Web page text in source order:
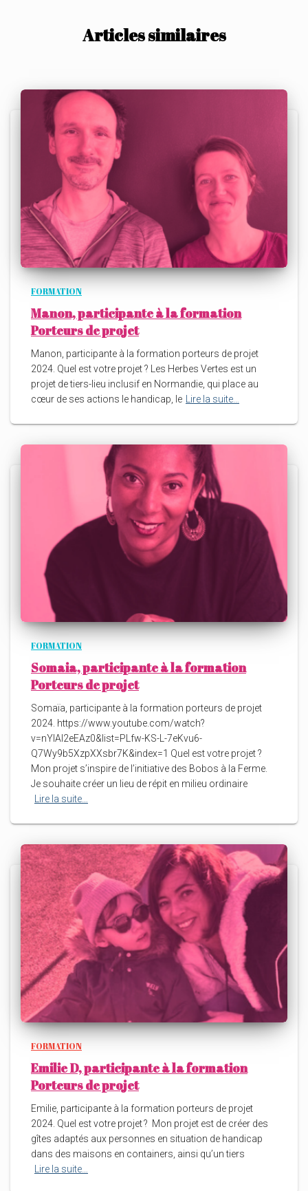
Articles similaires
FORMATION
Manon, participante à la formation
Porteurs de projet
Manon, participante à la formation porteurs de projet
2024. Quel est votre projet ? Les Herbes Vertes est un
projet de tiers-lieu inclusif en Normandie, qui place au
cœur de ses actions le handicap, le Lire la suite…
FORMATION
Somaia, participante à la formation
Porteurs de projet
Somaïa, participante à la formation porteurs de projet
2024. https://www.youtube.com/watch?
v=nYlAI2eEAz0&list=PLfw-KS-L-7eKvu6-
Q7Wy9b5XzpXXsbr7K&index=1 Quel est votre projet ?
Mon projet s’inspire de l’initiative des Bobos à la Ferme.
Je souhaite créer un lieu de répit en milieu ordinaire
Lire la suite…
FORMATION
Emilie D, participante à la formation
Porteurs de projet
Emilie, participante à la formation porteurs de projet
2024. Quel est votre projet ? Mon projet est de créer des
gîtes adaptés aux personnes en situation de handicap
dans des maisons en containers, ainsi qu’un tiers
Lire la suite…